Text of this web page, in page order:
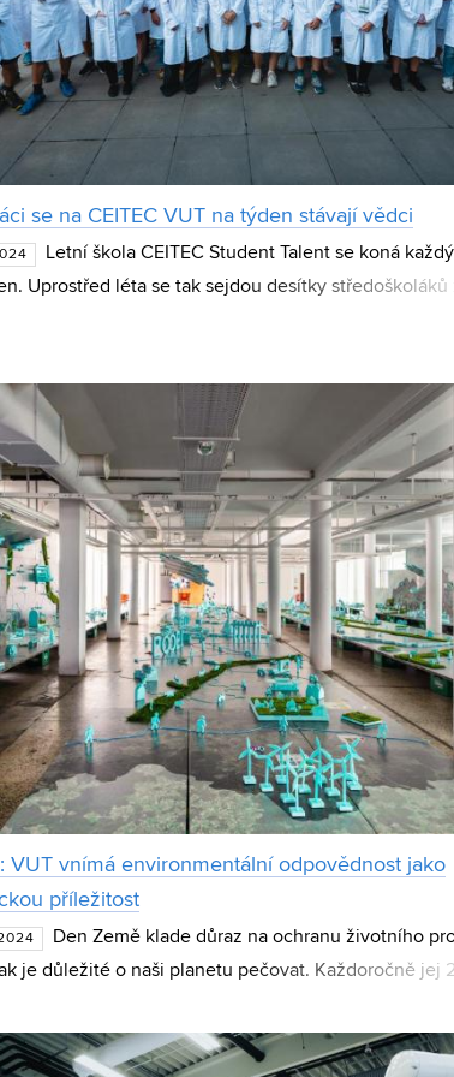
se na CEITEC VUT na týden stávají vědci
Letní škola CEITEC Student Talent se koná
Uprostřed léta se tak sejdou desítky středoškoláků
VUT vnímá environmentální odpovědnost jako
příležitost
Den Země klade důraz na ochranu životního
je důležité o naši planetu pečovat. Každoročně jej